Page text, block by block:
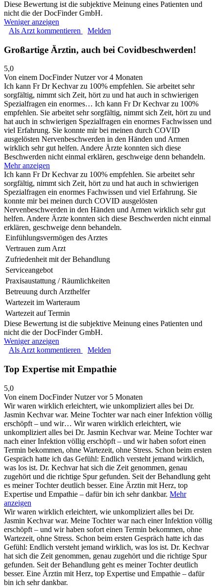
Diese Bewertung ist die subjektive Meinung eines Patienten und
nicht die der DocFinder GmbH.
Weniger anzeigen
Als Arzt kommentieren
Melden
Großartige Ärztin, auch bei Covidbeschwerden!
5,0
Von einem DocFinder Nutzervor 4 Monaten
Ich kann Fr Dr Kechvar zu 100% empfehlen. Sie arbeitet sehr
sorgfältig, nimmt sich Zeit, hört zu und hat auch in schwierigen
Spezialfragen ein enormes… Ich kann Fr Dr Kechvar zu 100%
empfehlen. Sie arbeitet sehr sorgfältig, nimmt sich Zeit, hört zu und
hat auch in schwierigen Spezialfragen ein enormes Fachwissen und
viel Erfahrung. Sie konnte mir bei meinen durch COVID
ausgelösten Nervenbeschwerden in den Händen und Armen
wirklich sehr gut helfen. Andere Ärzte konnten sich diese
Beschwerden nicht einmal erklären, geschweige denn behandeln.
Mehr anzeigen
Ich kann Fr Dr Kechvar zu 100% empfehlen. Sie arbeitet sehr
sorgfältig, nimmt sich Zeit, hört zu und hat auch in schwierigen
Spezialfragen ein enormes Fachwissen und viel Erfahrung. Sie
konnte mir bei meinen durch COVID ausgelösten
Nervenbeschwerden in den Händen und Armen wirklich sehr gut
helfen. Andere Ärzte konnten sich diese Beschwerden nicht einmal
erklären, geschweige denn behandeln.
Einfühlungsvermögen des Arztes
Vertrauen zum Arzt
Zufriedenheit mit der Behandlung
Serviceangebot
Praxisaustattung / Räumlichkeiten
Betreuung durch Arzthelfer
Wartezeit im Warteraum
Wartezeit auf Termin
Diese Bewertung ist die subjektive Meinung eines Patienten und
nicht die der DocFinder GmbH.
Weniger anzeigen
Als Arzt kommentieren
Melden
Top Expertise mit Empathie
5,0
Von einem DocFinder Nutzervor 5 Monaten
Wir waren wirklich erleichtert, wie unkompliziert alles bei Dr.
Jasmin Kechvar war. Meine Tochter war nach einer Infektion völlig
erschöpft – und wir… Wir waren wirklich erleichtert, wie
unkompliziert alles bei Dr. Jasmin Kechvar war. Meine Tochter war
nach einer Infektion völlig erschöpft – und wir haben sofort einen
Termin bekommen, ohne Wartezeit, ohne Stress. Schon beim ersten
Gespräch hatte ich das Gefühl: Endlich versteht jemand wirklich,
was los ist. Dr. Kechvar hat sich die Zeit genommen, genau
zugehört und die richtige Spur gefunden. Seit der Behandlung geht
es meiner Tochter deutlich besser. Eine Ärztin mit Herz, top
Expertise und Empathie – dafür bin ich sehr dankbar. Mehr
anzeigen
Wir waren wirklich erleichtert, wie unkompliziert alles bei Dr.
Jasmin Kechvar war. Meine Tochter war nach einer Infektion völlig
erschöpft – und wir haben sofort einen Termin bekommen, ohne
Wartezeit, ohne Stress. Schon beim ersten Gespräch hatte ich das
Gefühl: Endlich versteht jemand wirklich, was los ist. Dr. Kechvar
hat sich die Zeit genommen, genau zugehört und die richtige Spur
gefunden. Seit der Behandlung geht es meiner Tochter deutlich
besser. Eine Ärztin mit Herz, top Expertise und Empathie – dafür
bin ich sehr dankbar.